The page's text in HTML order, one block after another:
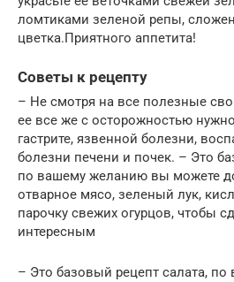
ломтиками зеленой репы,
цветка.Приятного аппетита!
Советы к рецепту
– Не смотря на все полезные
ее все же с осторожностью
гастрите, язвенной болезни,
болезни печени и почек. – Это
по вашему желанию вы можете
отварное мясо, зеленый лук,
парочку свежих огурцов, чтобы
интересным
– Это базовый рецепт салата,